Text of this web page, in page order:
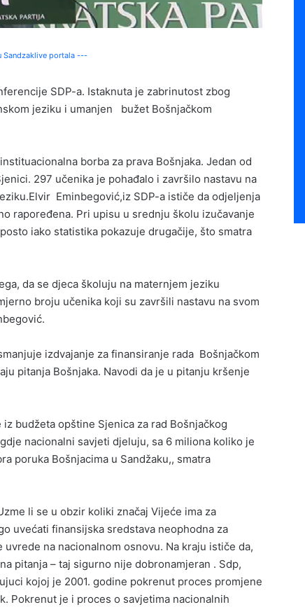
Sandzaklive portala ---
SDP-a. Istaknuta je zabrinutost zbog
jeziku i umanjen bužet Bošnjačkom
borba za prava Bošnjaka. Jedan od
297 učenika je pohađalo i završilo nastavu na
Eminbegović,iz SDP-a ističe da odjeljenja
rapoređena. Pri upisu u srednju školu izučavanje
iako statistika pokazuje drugačije, što smatra
da se djeca školuju na maternjem jeziku
broju učenika koji su završili nastavu na svom
izdvajanje za finansiranje rada Bošnjačkom
pitanja Bošnjaka. Navodi da je u pitanju kršenje
budžeta opštine Sjenica za rad Bošnjačkog
nacionalni savjeti djeluju, sa 6 miliona koliko je
poruka Bošnjacima u Sandžaku,, smatra
li se u obzir koliki značaj Vijeće ima za
uvećati finansijska sredstava neophodna za
na nacionalnom osnovu. Na kraju ističe da,
pitanja – taj sigurno nije dobronamjeran . Sdp,
kojoj je 2001. godine pokrenut proces promjene
Pokrenut je i proces o savjetima nacionalnih